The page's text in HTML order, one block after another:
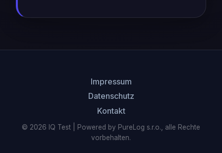
Impressum
Datenschutz
Kontakt
© 2026 IQ Test | Powered by PureLog s.r.o., alle Rechte
vorbehalten.